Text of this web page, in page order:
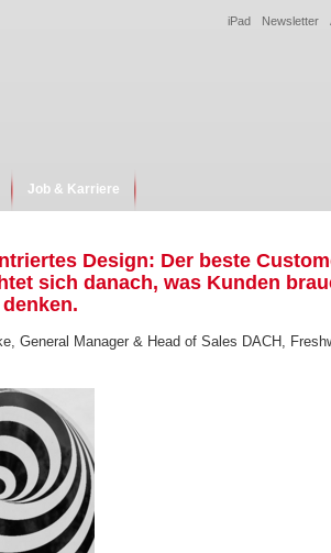
Newsletter
iPad
Job & Karriere
Design: Der beste
sich danach, was Kunden
General Manager & Head of Sales DACH,